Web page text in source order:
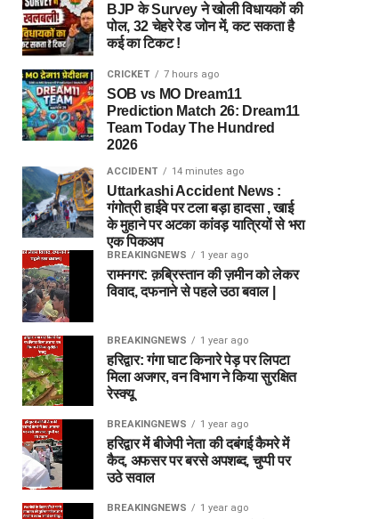
BJP के Survey ने खोली विधायकों की
पोल, 32 चेहरे रेड जोन में, कट सकता है
कई का टिकट !
CRICKET 7 hours ago
SOB vs MO Dream11
Prediction Match 26: Dream11
Team Today The Hundred
2026
ACCIDENT 14 minutes ago
Uttarkashi Accident News :
गंगोत्री हाईवे पर टला बड़ा हादसा , खाई
के मुहाने पर अटका कांवड़ यात्रियों से भरा
एक पिकअप
BREAKINGNEWS 1 year ago
रामनगर: क़ब्रिस्तान की ज़मीन को लेकर
विवाद, दफनाने से पहले उठा बवाल |
BREAKINGNEWS 1 year ago
हरिद्वार: गंगा घाट किनारे पेड़ पर लिपटा
मिला अजगर, वन विभाग ने किया सुरक्षित
रेस्क्यू
BREAKINGNEWS 1 year ago
हरिद्वार में बीजेपी नेता की दबंगई कैमरे में
कैद, अफसर पर बरसे अपशब्द, चुप्पी पर
उठे सवाल
BREAKINGNEWS 1 year ago